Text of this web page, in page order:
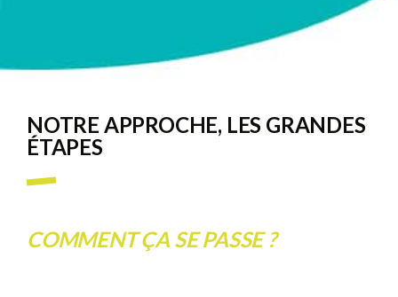
NOTRE APPROCHE, LES GRANDES
ÉTAPES
COMMENT ÇA SE PASSE ?